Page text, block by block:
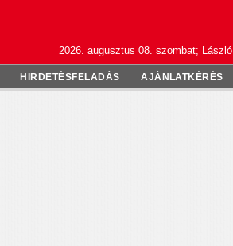
2026. augusztus 08. szombat; László
HIRDETÉSFELADÁS AJÁNLATKÉRÉS